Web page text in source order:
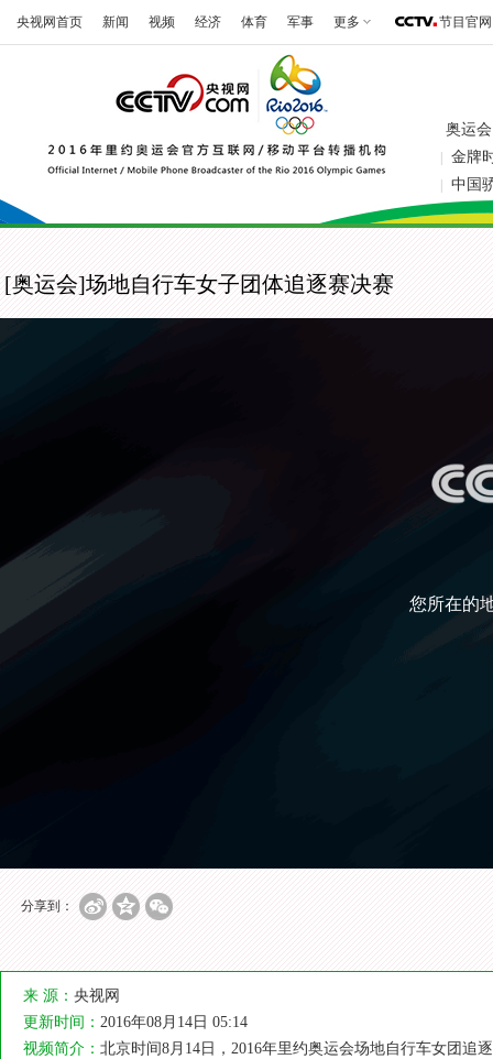
央视网首页 新闻 视频 经济 体育 军事 更多 节目官网
奥运会
金牌
中国
[奥运会]场地自行车女子团体追逐赛决赛
您所在的
分享到：
来 源： 央视网
更新时间： 2016年08月14日 05:14
视频简介： 北京时间8月14日，2016年里约奥运会场地自行车女团追